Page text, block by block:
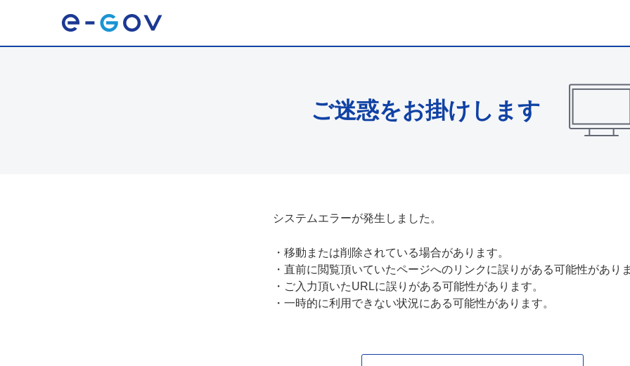
ご迷惑をお掛けします
システムエラーが発生しました。
・ 移動または削除されている場合があります。
・ 直前に閲覧頂いていたページへのリンクに誤りがある可能性があり
・ ご入力頂いたURLに誤りがある可能性があります。
・ 一時的に利用できない状況にある可能性があります。